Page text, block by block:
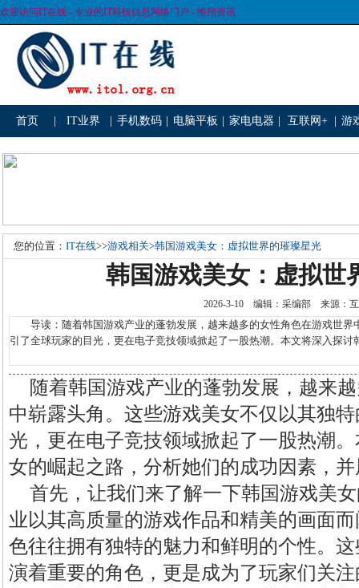
欢迎访问IT在线 - 专业的IT科技信息网络门户 - 惟翔资讯
首页 IT业界 手机数码 电脑平板 家电电器 互联网+ 游
您的位置： IT在线>>游戏相关>韩国游戏美女：虚拟世界的璀璨星光
韩国游戏美女：虚拟世
2026-3-10 编辑：采编部 来源：
导读：随着韩国游戏产业的蓬勃发展，越来越多的女性角色在游戏世界
引了全球玩家的目光，更在电子竞技领域掀起了一股热潮。本文将深入探讨
随着韩国游戏产业的蓬勃发展，越来
中崭露头角。这些游戏美女不仅以其独
光，更在电子竞技领域掀起了一股热潮
女的崛起之路，分析她们的成功因素，
首先，让我们来了解一下韩国游戏美
业以其高质量的游戏作品和精美的画面
色往往拥有独特的魅力和鲜明的个性。
演着重要的角色，更是成为了玩家们关